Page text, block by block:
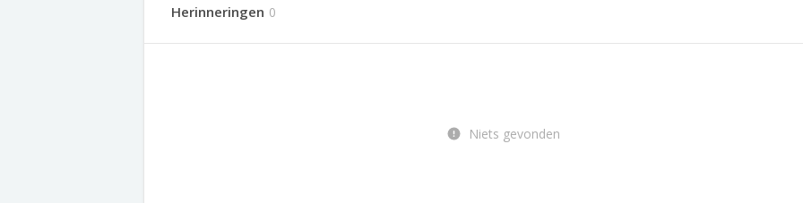
Herinneringen 0
Niets gevonden